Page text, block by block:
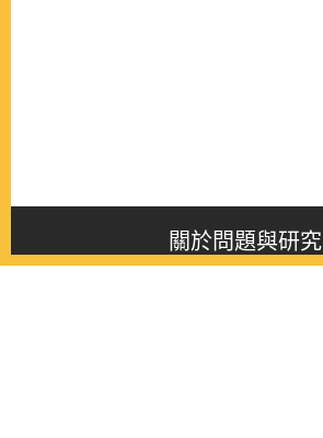
關於問題與研究
About this journal